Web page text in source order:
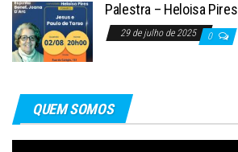
Palestra – Heloisa Pires
29 de julho de 2025 0
QUEM SOMOS